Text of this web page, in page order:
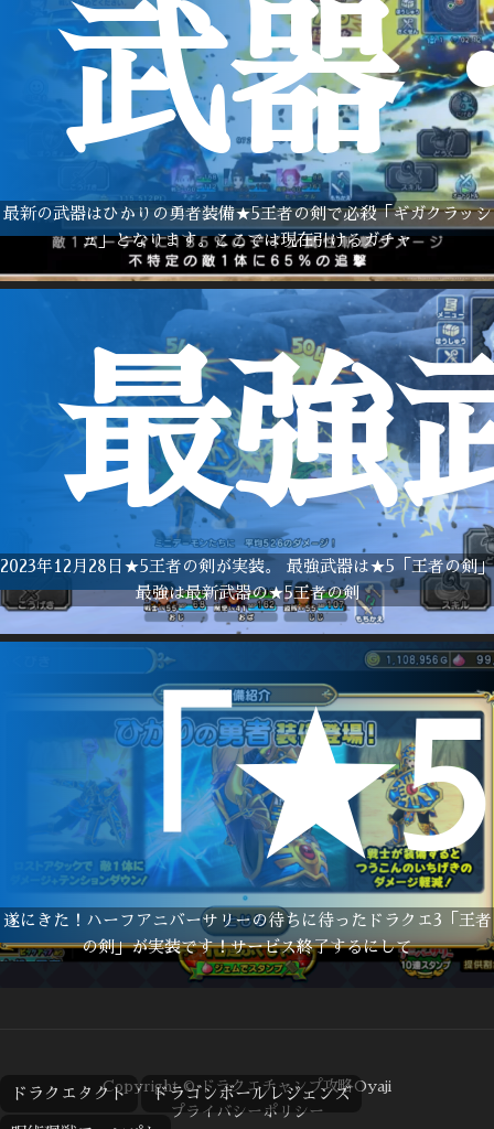
武器
最新の武器はひかりの勇者装備★5王者の剣で必殺「ギガクラッシ
ュ」となります。ここでは現在引けるガチャ
最強
2023年12月28日★5王者の剣が実装。 最強武器は★5「王者の剣」
最強は最新武器の★5王者の剣
「★5
遂にきた！ハーフアニバーサリーの待ちに待ったドラクエ3「王者
の剣」が実装です！サービス終了するにして
Copyright © ドラクエチャンプ攻略Oyaji
プライバシーポリシー
ドラクエタクト ドラゴンボールレジェンズ